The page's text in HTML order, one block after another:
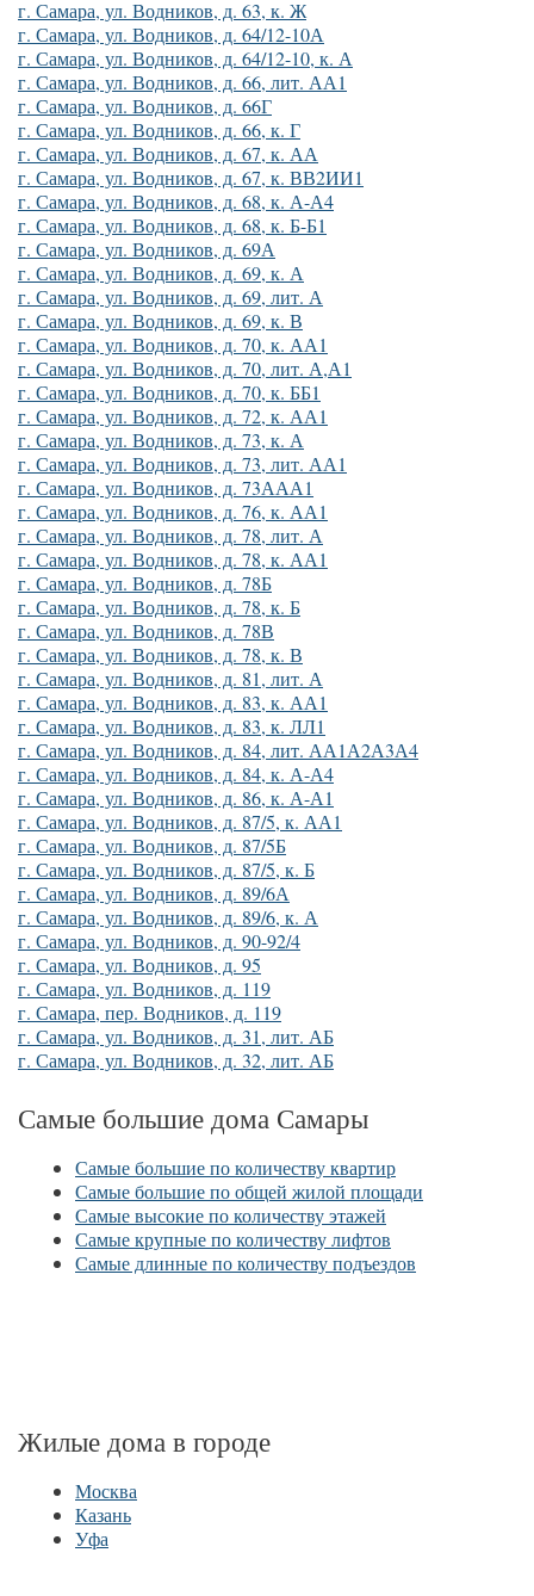
г. Самара, ул. Водников, д. 63, к. Ж
г. Самара, ул. Водников, д. 64/12-10А
г. Самара, ул. Водников, д. 64/12-10, к. А
г. Самара, ул. Водников, д. 66, лит. АА1
г. Самара, ул. Водников, д. 66Г
г. Самара, ул. Водников, д. 66, к. Г
г. Самара, ул. Водников, д. 67, к. АА
г. Самара, ул. Водников, д. 67, к. ВВ2ИИ1
г. Самара, ул. Водников, д. 68, к. А-А4
г. Самара, ул. Водников, д. 68, к. Б-Б1
г. Самара, ул. Водников, д. 69А
г. Самара, ул. Водников, д. 69, к. А
г. Самара, ул. Водников, д. 69, лит. А
г. Самара, ул. Водников, д. 69, к. В
г. Самара, ул. Водников, д. 70, к. АА1
г. Самара, ул. Водников, д. 70, лит. А,А1
г. Самара, ул. Водников, д. 70, к. ББ1
г. Самара, ул. Водников, д. 72, к. АА1
г. Самара, ул. Водников, д. 73, к. А
г. Самара, ул. Водников, д. 73, лит. АА1
г. Самара, ул. Водников, д. 73ААА1
г. Самара, ул. Водников, д. 76, к. АА1
г. Самара, ул. Водников, д. 78, лит. А
г. Самара, ул. Водников, д. 78, к. АА1
г. Самара, ул. Водников, д. 78Б
г. Самара, ул. Водников, д. 78, к. Б
г. Самара, ул. Водников, д. 78В
г. Самара, ул. Водников, д. 78, к. В
г. Самара, ул. Водников, д. 81, лит. А
г. Самара, ул. Водников, д. 83, к. АА1
г. Самара, ул. Водников, д. 83, к. ЛЛ1
г. Самара, ул. Водников, д. 84, лит. АА1А2А3А4
г. Самара, ул. Водников, д. 84, к. А-А4
г. Самара, ул. Водников, д. 86, к. А-А1
г. Самара, ул. Водников, д. 87/5, к. АА1
г. Самара, ул. Водников, д. 87/5Б
г. Самара, ул. Водников, д. 87/5, к. Б
г. Самара, ул. Водников, д. 89/6А
г. Самара, ул. Водников, д. 89/6, к. А
г. Самара, ул. Водников, д. 90-92/4
г. Самара, ул. Водников, д. 95
г. Самара, ул. Водников, д. 119
г. Самара, пер. Водников, д. 119
г. Самара, ул. Водников, д. 31, лит. АБ
г. Самара, ул. Водников, д. 32, лит. АБ
Самые большие дома Самары
Самые большие по количеству квартир
Самые большие по общей жилой площади
Самые высокие по количеству этажей
Самые крупные по количеству лифтов
Самые длинные по количеству подъездов
Жилые дома в городе
Москва
Казань
Уфа